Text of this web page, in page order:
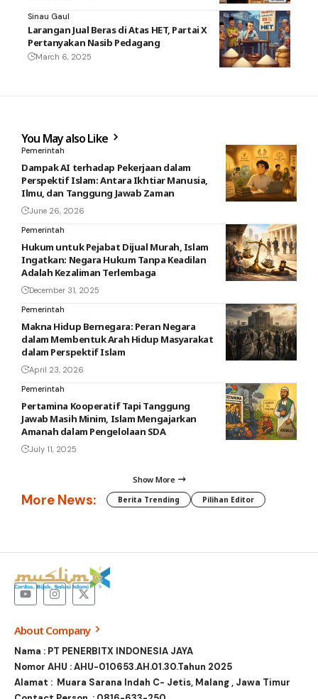
Sinau Gaul
Larangan Jual Beras di Atas HET, Partai X
Pertanyakan Nasib Pedagang
March 6, 2025
You May also Like
Pemerintah
Dampak AI terhadap Pekerjaan dalam
Perspektif Islam: Antara Ikhtiar Manusia,
Ilmu, dan Tanggung Jawab Zaman
June 26, 2026
Pemerintah
Hukum untuk Pejabat Dijual Murah, Islam
Ingatkan: Negara Hukum Tanpa Keadilan
Adalah Kezaliman Terlembaga
December 31, 2025
Pemerintah
Makna Hidup Bernegara: Peran Negara
dalam Membentuk Arah Hidup Masyarakat
dalam Perspektif Islam
April 23, 2026
Pemerintah
Pertamina Kooperatif Tapi Tanggung
Jawab Masih Minim, Islam Mengajarkan
Amanah dalam Pengelolaan SDA
July 11, 2025
Show More
More News: Berita Trending Pilihan Editor
About Company
Nama : PT PENERBITX INDONESIA JAYA
Nomor AHU : AHU-010653.AH.01.30.Tahun 2025
Alamat : Muara Sarana Indah C- Jetis, Malang , Jawa Timur